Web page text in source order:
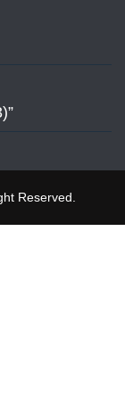
Reserved.